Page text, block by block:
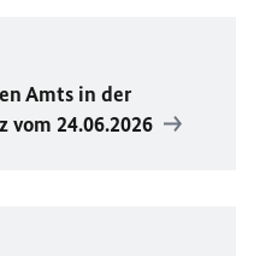
Amts in der
vom 24.06.2026